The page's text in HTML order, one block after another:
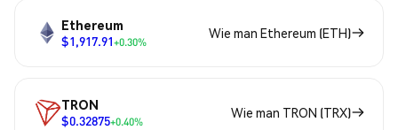
Ethereum
$1,917.91+0.30%
Wie man Ethereum (ETH)
TRON
$0.32875+0.40%
Wie man TRON (TRX)